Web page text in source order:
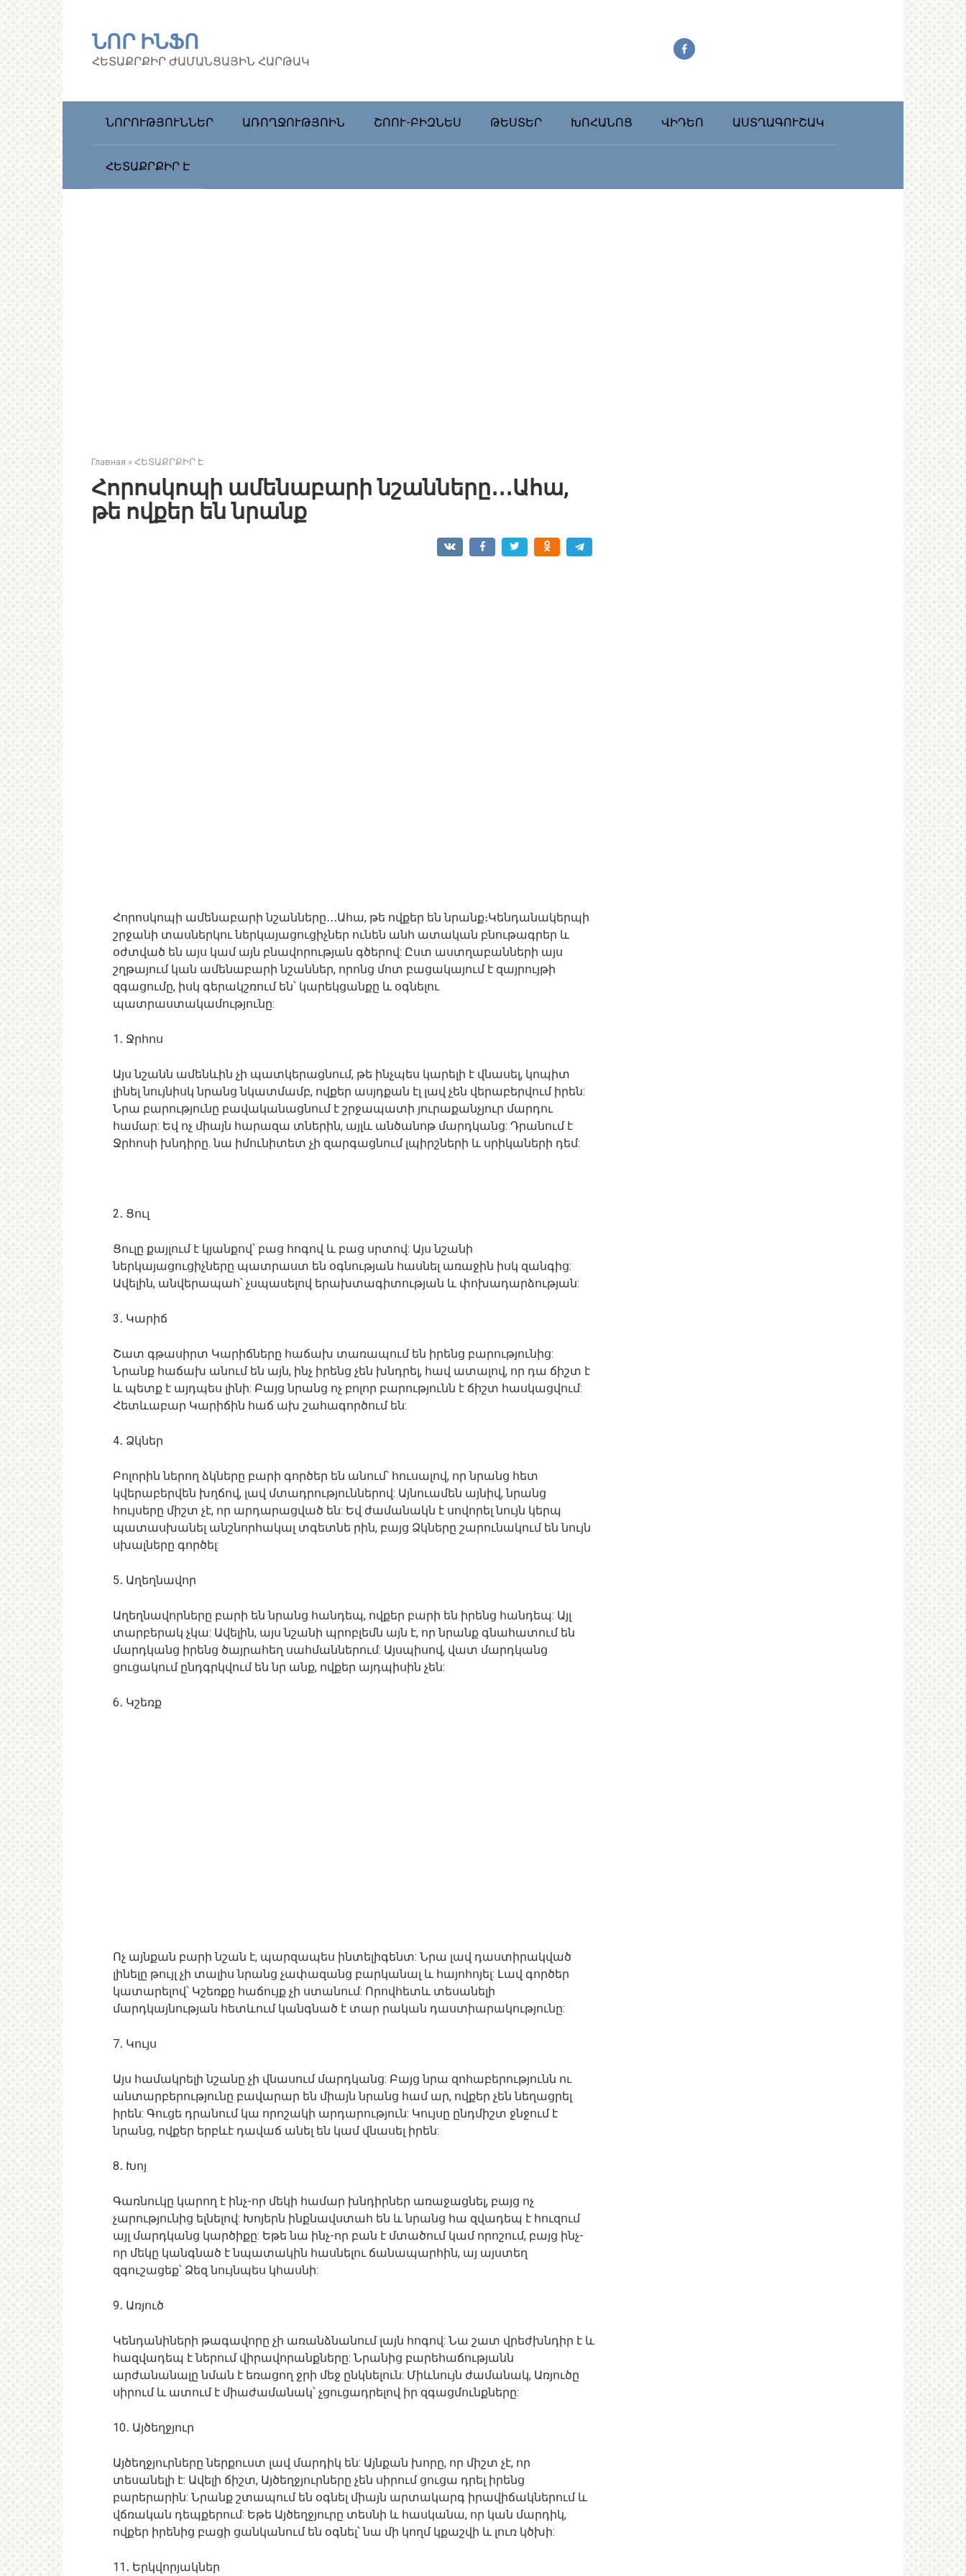
ՆՈՐ ԻՆՖՈ
ՀԵՏԱՔՐՔԻՐ ԺԱՄԱՆՑԱՅԻՆ ՀԱՐԹԱԿ
ՆՈՐՈՒԹՅՈՒՆՆԵՐ ԱՌՈՂՋՈՒԹՅՈԻՆ ՇՈՈՒ-ԲԻԶՆԵՍ ԹԵՍՏԵՐ ԽՈՀԱՆՈՑ ՎԻԴԵՈ ԱՍՏՂԱԳՈՒՇԱԿ
ՀԵՏԱՔՐՔԻՐ Է
Главная » ՀԵՏԱՔՐՔԻՐ Է
Հորոսկոպի ամենաբարի նշանները․․․Ահա,
թե ովքեր են նրանք
Հորոսկոպի ամենաբարի նշանները․․․Ահա, թե ովքեր են նրանք։Կենդանակերպի
շրջանի տասներկու ներկայացուցիչներ ունեն անհ ատական ​​բնութագրեր և
օժտված են այս կամ այն բնավորության գծերով: Ըստ աստղաբանների այս
շղթայում կան ամենաբարի նշաններ, որոնց մոտ բացակայում է զայրույթի
զգացումը, իսկ գերակշռում են՝ կարեկցանքը և օգնելու
պատրաստակամությունը:
1․ Ջրհոս
Այս նշանն ամենևին չի պատկերացնում, թե ինչպես կարելի է վնասել, կոպիտ
լինել նույնիսկ նրանց նկատմամբ, ովքեր ասյդքան էլ լավ չեն վերաբերվում իրեն:
Նրա բարությունը բավականացնում է շրջապատի յուրաքանչյուր մարդու
համար: Եվ ոչ միայն հարազա տներին, այլև անծանոթ մարդկանց: Դրանում է
Ջրհոսի խնդիրը. նա իմունիտետ չի զարգացնում լպիրշների և սրիկաների դեմ:
2․ Ցուլ
Ցուլը քայլում է կյանքով՝ բաց հոգով և բաց սրտով: Այս նշանի
ներկայացուցիչները պատրաստ են օգնության հասնել առաջին իսկ զանգից:
Ավելին, անվերապահ՝ չսպասելով երախտագիտության և փոխադարձության:
3․ Կարիճ
Շատ գթասիրտ Կարիճները հաճախ տառապում են իրենց բարությունից:
Նրանք հաճախ անում են այն, ինչ իրենց չեն խնդրել, հավ ատալով, որ դա ճիշտ է
և պետք է այդպես լինի: Բայց նրանց ոչ բոլոր բարությունն է ճիշտ հասկացվում:
Հետևաբար Կարիճին հաճ ախ շահագործում են:
4․ Ձկներ
Բոլորին ներող ձկները բարի գործեր են անում՝ հուսալով, որ նրանց հետ
կվերաբերվեն խղճով, լավ մտադրություններով: Այնուամեն այնիվ, նրանց
հույսերը միշտ չէ, որ արդարացված են: Եվ ժամանակն է սովորել նույն կերպ
պատասխանել անշնորհակալ տգետնե րին, բայց Ձկները շարունակում են նույն
սխալները գործել:
5․ Աղեղնավոր
Աղեղնավորները բարի են նրանց հանդեպ, ովքեր բարի են իրենց հանդեպ: Այլ
տարբերակ չկա: Ավելին, այս նշանի պրոբլեմն այն է, որ նրանք գնահատում են
մարդկանց իրենց ծայրահեղ սահմաններում: Այսպիսով, վատ մարդկանց
ցուցակում ընդգրկվում են նր անք, ովքեր այդպիսին չեն:
6․ Կշեռք
Ոչ այնքան բարի նշան է, պարզապես ինտելիգենտ: Նրա լավ դաստիրակված
լինելը թույլ չի տալիս նրանց չափազանց բարկանալ և հայոհոյել: Լավ գործեր
կատարելով՝ Կշեռքը հաճույք չի ստանում: Որովհետև տեսանելի
մարդկայնության հետևում կանգնած է տար րական դաստիարակությունը:
7․ Կույս
Այս համակրելի նշանը չի վնասում մարդկանց: Բայց նրա զոհաբերությունն ու
անտարբերությունը բավարար են միայն նրանց համ ար, ովքեր չեն նեղացրել
իրեն: Գուցե դրանում կա որոշակի արդարություն: Կույսը ընդմիշտ ջնջում է
նրանց, ովքեր երբևէ դավաճ անել են կամ վնասել իրեն:
8․ Խոյ
Գառնուկը կարող է ինչ-որ մեկի համար խնդիրներ առաջացնել, բայց ոչ
չարությունից ելնելով: Խոյերն ինքնավստահ են և նրանց հա զվադեպ է հուզում
այլ մարդկանց կարծիքը: Եթե ​​նա ինչ-որ բան է մտածում կամ որոշում, բայց ինչ-
որ մեկը կանգնած է նպատակին հասնելու ճանապարհին, այ այստեղ
զգուշացեք՝ Ձեզ նույնպես կհասնի:
9․ Առյուծ
Կենդանիների թագավորը չի առանձնանում լայն հոգով: Նա շատ վրեժխնդիր է և
հազվադեպ է ներում վիրավորանքները: Նրանից բարեհաճությանն
արժանանալը նման է եռացող ջրի մեջ ընկնելուն: Միևնույն ժամանակ, Առյուծը
սիրում և ատում է միաժամանակ՝ չցուցադրելով իր զգացմունքները:
10․ Այծեղջյուր
Այծեղջյուրները ներքուստ լավ մարդիկ են: Այնքան խորը, որ միշտ չէ, որ
տեսանելի է: Ավելի ճիշտ, Այծեղջյուրները չեն սիրում ցուցա դրել իրենց
բարերարին: Նրանք շտապում են օգնել միայն արտակարգ իրավիճակներում և
վճռական դեպքերում: Եթե ​​Այծեղջյուրը տեսնի և հասկանա, որ կան մարդիկ,
ովքեր իրենից բացի ցանկանում են օգնել՝ նա մի կողմ կքաշվի և լուռ կծխի:
11․ Երկվորյակներ